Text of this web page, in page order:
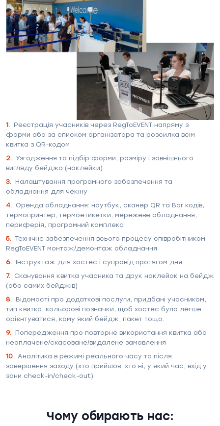
1. Реєстрація учасників через RegToEVENT напряму з
форми або за списком організатора та розсилка всім
квитка з QR-кодом
2. Узгодження та підбір форми, розміру і зовнішнього
вигляду бейджа (наклейки).
3. Налаштування програмного забезпечення та
обладнання для чекіну
4. Оренда обладнання: ноутбук, сканер QR та Bar кодів,
термопринтер, термоетикетки, мережеве обладнання,
периферія, програмний комплекс
5. Технічне забезпечення всього процесу співробітником
RegToEVENT монтаж/демонтаж обладнання
6. Інструктаж для хостес і супровід протягом дня
7. Сканування квитка учасника та друк наклейок на бейдж
(або самих бейджів)
8. Відомості про додаткові послуги, придбані учасником,
тип квитка, кольорові позначки, щоб хостес було легше
орієнтуватися, кому який бейдж, пакет тощо.
9. Попередження про повторне використання квитка або
неоплачене/скасоване/видалене замовлення
10. Аналітика в режимі реального часу та після
завершення заходу (хто прийшов, хто ні, у який час, вхід у
зони check-in/check-out).
Чому обирають нас: